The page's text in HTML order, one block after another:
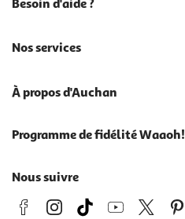
Nos services
À propos d'Auchan
Programme de fidélité Waaoh!
Nous suivre